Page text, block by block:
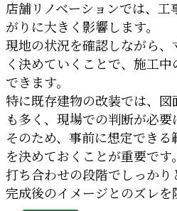
店舗リノベーションでは、工
がりに大きく影響します。
現地の状況を確認しながら
く決めていくことで、施工
できます。
特に既存建物の改装では、図
も多く、現場での判断が必要
そのため、事前に想定でき
を決めておくことが重要です。
打ち合わせの段階でしっかり
完成後のイメージとのズレを